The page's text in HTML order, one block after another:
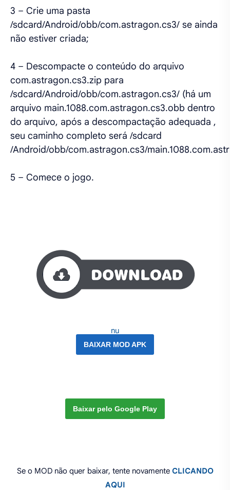
3 – Crie uma pasta
/sdcard/Android/obb/com.astragon.cs3/ se ainda
não estiver criada;
4 – Descompacte o conteúdo do arquivo
com.astragon.cs3.zip para
/sdcard/Android/obb/com.astragon.cs3/ (há um
arquivo main.1088.com.astragon.cs3.obb dentro
do arquivo, após a descompactação adequada ,
seu caminho completo será /sdcard
/Android/obb/com.astragon.cs3/
5 – Comece o jogo.
nu
BAIXAR MOD APK
Baixar pelo Google Play
Se o MOD não quer baixar, tente novamente CLICANDO
AQUI